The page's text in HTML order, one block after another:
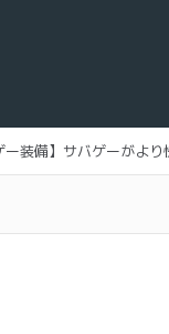
ー装備】サバゲーがよ